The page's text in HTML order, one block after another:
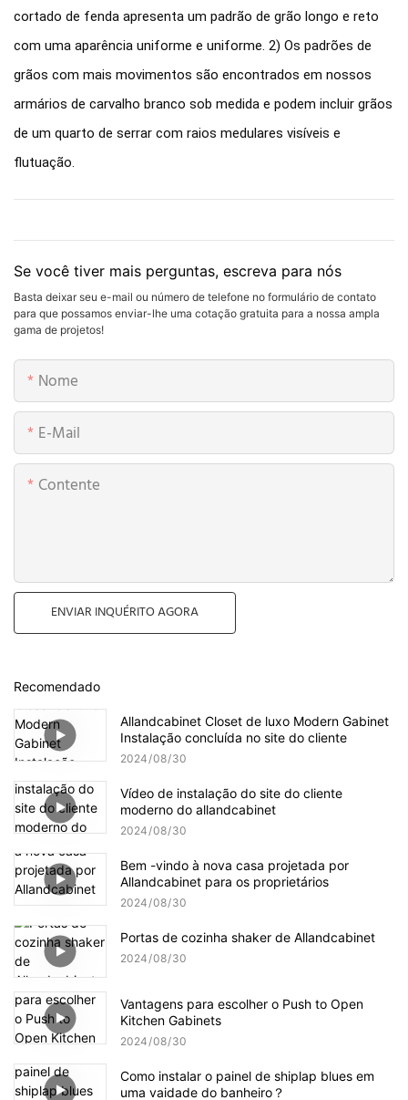
cortado de fenda apresenta um padrão de grão longo e reto
com uma aparência uniforme e uniforme. 2) Os padrões de
grãos com mais movimentos são encontrados em nossos
armários de carvalho branco sob medida e podem incluir grãos
de um quarto de serrar com raios medulares visíveis e
flutuação.
Se você tiver mais perguntas, escreva para nós
Basta deixar seu e-mail ou número de telefone no formulário de contato
para que possamos enviar-lhe uma cotação gratuita para a nossa ampla
gama de projetos!
Nome
E-Mail
Contente
ENVIAR INQUÉRITO AGORA
Recomendado
Allandcabinet Closet de luxo Modern Gabinet
Instalação concluída no site do cliente
2024 08 30
Vídeo de instalação do site do cliente
moderno do allandcabinet
2024 08 30
Bem -vindo à nova casa projetada por
Allandcabinet para os proprietários
2024 08 30
Portas de cozinha shaker de Allandcabinet
2024 08 30
Vantagens para escolher o Push to Open
Kitchen Gabinets
2024 08 30
Como instalar o painel de shiplap blues em
uma vaidade do banheiro？